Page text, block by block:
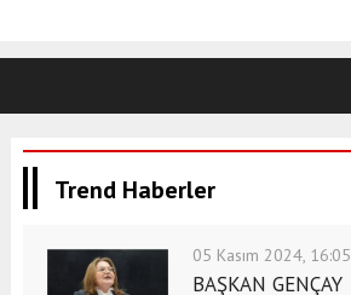
Trend Haberler
05 Kasım 2024, 16:05
BAŞKAN GENÇAY